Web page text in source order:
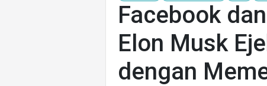
Facebook
Elon Musk
dengan